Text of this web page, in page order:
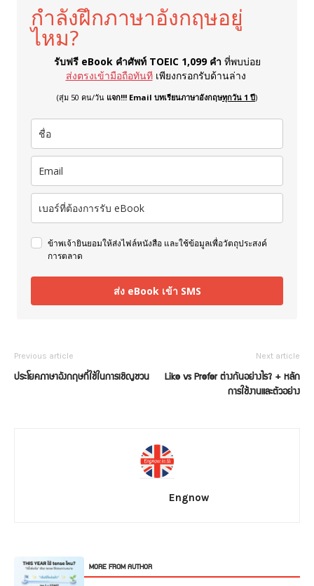
กำลังฝึกภาษาอังกฤษอยู่
ไหม?
รับฟรี eBook คำศัพท์ TOEIC 1,099 คำ ที่พบบ่อย
ส่งตรงเข้ามือถือทันที เพียงกรอกรับด้านล่าง
(สุ่ม 50 คน/วัน แจก!!! Email บทเรียนภาษาอังกฤษทุกวัน 1 ปี)
ข้าพเจ้ายินยอมให้ส่งไฟล์หนังสือ และใช้ข้อมูลเพื่อวัตถุประสงค์
การตลาด
ส่ง eBook เข้า SMS
Previous article
ประโยคภาษาอังกฤษที่ใช้ในการเชิญชวน
Next article
Like vs Prefer ต่างกันอย่างไร? + หลัก
การใช้งานและตัวอย่าง
Engnow
RELATED ARTICLES MORE FROM AUTHOR